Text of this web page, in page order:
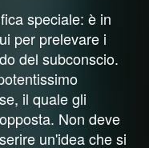
speciale: è in
per prelevare i
del subconscio.
il quale gli
Non deve
un'idea che si